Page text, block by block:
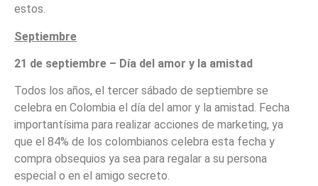
estos.
Septiembre
21 de septiembre – Día del amor y la amistad
Todos los años, el tercer sábado de septiembre se
celebra en Colombia el día del amor y la amistad. Fecha
importantísima para realizar acciones de marketing, ya
que el 84% de los colombianos celebra esta fecha y
compra obsequios ya sea para regalar a su persona
especial o en el amigo secreto.